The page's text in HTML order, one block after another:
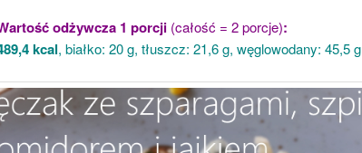
odżywcza 1 porcji (całość = 2 porcje):
kcal, białko: 20 g, tłuszcz: 21,6 g, węglowodany: 45,5 g